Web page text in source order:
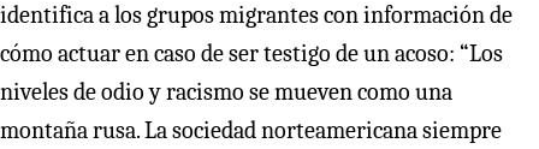
identifica a los grupos migrantes con información de
cómo actuar en caso de ser testigo de un acoso: “Los
niveles de odio y racismo se mueven como una
montaña rusa. La sociedad norteamericana siempre